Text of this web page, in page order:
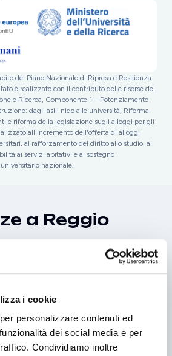
i cookie
personalizzare contenuti ed
dei social media e per
Condividiamo inoltre
del Piano Nazionale di Ripresa e Resilienza
è realizzato con il contributo delle risorse del
e Ricerca, Componente 1 – Potenziamento
dagli asili nido alle università, Riforma
e riforma della legislazione sugli alloggi per gli
all'incremento dell'offerta di alloggi
al rafforzamento del diritto allo studio, al
ai servizi abitativi e al sostegno
nazionale.
a Reggio